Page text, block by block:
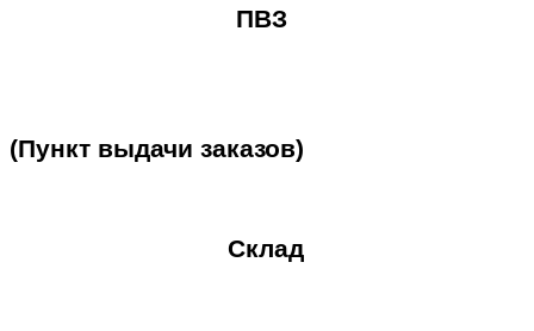
ПВЗ
(Пункт выдачи заказов)
Склад